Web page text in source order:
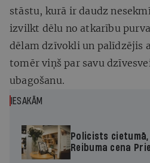
stāstu, kurā ir daudz
izvilkt dēlu no atkarību
dēlam dzīvokli un palīdzējis
tomēr viņš par savu
ubagošanu.
IESAKĀM
Policists
Reibuma cena